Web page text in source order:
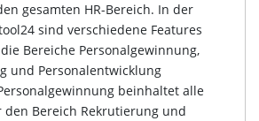
gesamten HR-Bereich. In der
sind verschiedene Features
Bereiche Personalgewinnung,
und Personalentwicklung
beinhaltet alle
den Bereich Rekrutierung und